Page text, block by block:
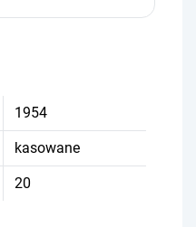
1954
kasowane
20